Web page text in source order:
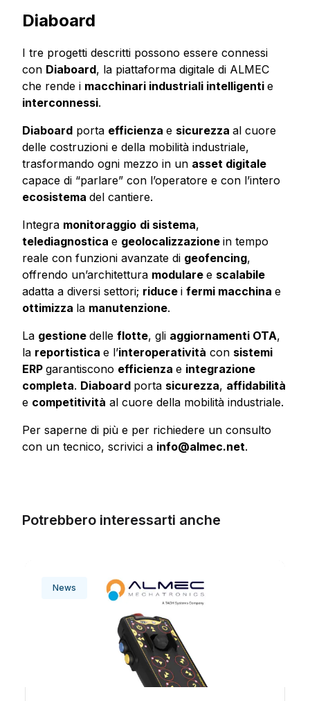
Diaboard
I tre progetti descritti possono essere connessi
con Diaboard, la piattaforma digitale di ALMEC
che rende i macchinari industriali intelligenti e
interconnessi.
Diaboard porta efficienza e sicurezza al cuore
delle costruzioni e della mobilità industriale,
trasformando ogni mezzo in un asset digitale
capace di “parlare” con l’operatore e con l’intero
ecosistema del cantiere.
Integra monitoraggio di sistema,
telediagnostica e geolocalizzazione in tempo
reale con funzioni avanzate di geofencing,
offrendo un’architettura modulare e scalabile
adatta a diversi settori; riduce i fermi macchina e
ottimizza la manutenzione.
La gestione delle flotte, gli aggiornamenti OTA,
la reportistica e l’interoperatività con sistemi
ERP garantiscono efficienza e integrazione
completa. Diaboard porta sicurezza, affidabilità
e competitività al cuore della mobilità industriale.
Per saperne di più e per richiedere un consulto
con un tecnico, scrivici a info@almec.net.
Potrebbero interessarti anche
News